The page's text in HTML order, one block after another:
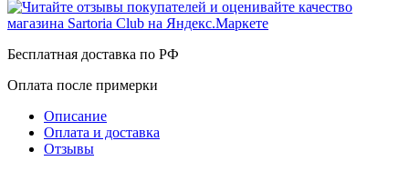
Бесплатная доставка по РФ
Оплата после примерки
Описание
Оплата и доставка
Отзывы